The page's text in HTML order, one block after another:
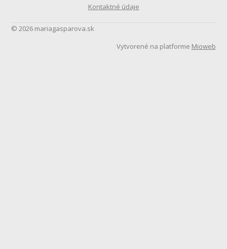
Kontaktné údaje
© 2026 mariagasparova.sk
Vytvorené na platforme Mioweb